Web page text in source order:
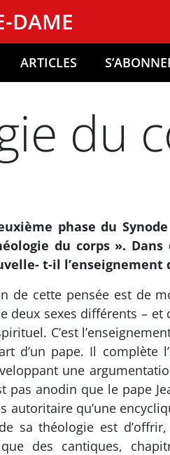
DAME
ARTICLES
du
phase du
du corps ».
t-il l’enseignement
de cette pensée est de
deux sexes différents –
C’est
d’un pape. Il complète
une
pas anodin que le pape
autoritaire qu’une
sa théologie est
des cantiques,